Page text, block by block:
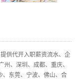
供代开入职薪资流水、企
、深圳、成都、重庆、
、东莞、宁波、佛山、合